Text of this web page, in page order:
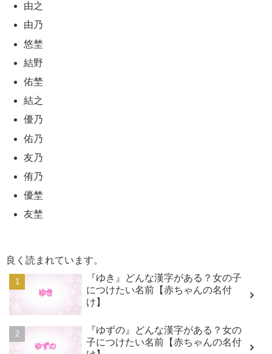
由之
由乃
悠埜
結野
佑埜
結之
優乃
佑乃
友乃
侑乃
優埜
友埜
良く読まれています。
『ゆき』どんな漢字がある？女の子
につけたい名前【赤ちゃんの名付
け】
『ゆずの』どんな漢字がある？女の
子につけたい名前【赤ちゃんの名付